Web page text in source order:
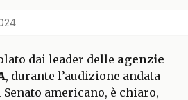
dai leader delle agenzie
, durante l’audizione andata
americano, è chiaro,